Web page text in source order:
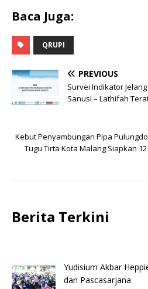
Baca Juga:
QRUPI
PREVIOUS
Survei Indikator
Sanusi – Lathifah
Kebut Penyambungan Pipa
Tugu Tirta Kota Malang Siapkan
Berita Terkini
Yudisium Akbar
dan Pascasarjana